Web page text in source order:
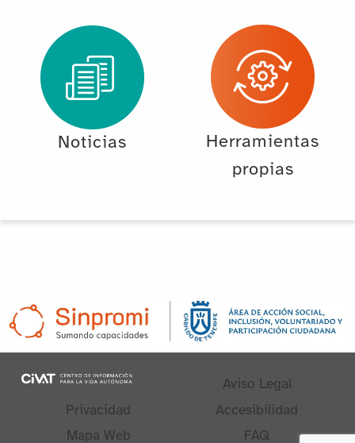
Noticias
Herramientas
propias
Aviso Legal
Privacidad
Accesibilidad
Mapa Web
FAQ